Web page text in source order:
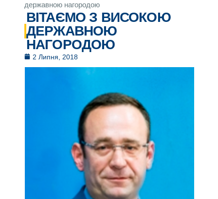
державною нагородою
ВІТАЄМО З ВИСОКОЮ
ДЕРЖАВНОЮ
НАГОРОДОЮ
2 Липня, 2018